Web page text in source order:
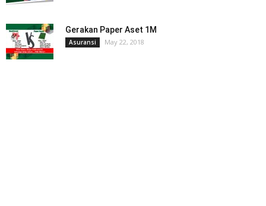
Gerakan Paper Aset 1M
Asuransi May 22, 2018